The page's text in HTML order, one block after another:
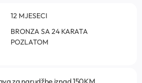
12 MJESECI
BRONZA SA 24 KARATA
POZLATOM